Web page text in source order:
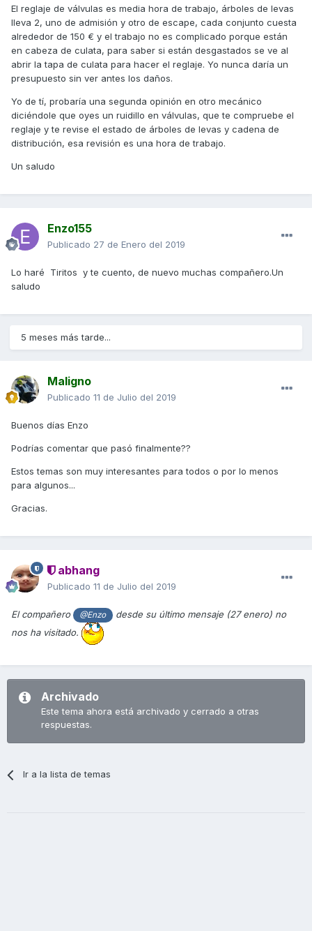
El reglaje de válvulas es media hora de trabajo, árboles de levas
lleva 2, uno de admisión y otro de escape, cada conjunto cuesta
alrededor de 150 € y el trabajo no es complicado porque están
en cabeza de culata, para saber si están desgastados se ve al
abrir la tapa de culata para hacer el reglaje. Yo nunca daría un
presupuesto sin ver antes los daños.
Yo de tí, probaría una segunda opinión en otro mecánico
diciéndole que oyes un ruidillo en válvulas, que te compruebe el
reglaje y te revise el estado de árboles de levas y cadena de
distribución, esa revisión es una hora de trabajo.
Un saludo
Enzo155
Publicado 27 de Enero del 2019
Lo haré Tiritos y te cuento, de nuevo muchas compañero.Un
saludo
5 meses más tarde...
Maligno
Publicado 11 de Julio del 2019
Buenos días Enzo
Podrías comentar que pasó finalmente??
Estos temas son muy interesantes para todos o por lo menos
para algunos...
Gracias.
abhang
Publicado 11 de Julio del 2019
El compañero @Enzo
desde su último mensaje (27 enero) no
nos ha visitado.
Archivado
Este tema ahora está archivado y cerrado a otras
respuestas.
Ir a la lista de temas